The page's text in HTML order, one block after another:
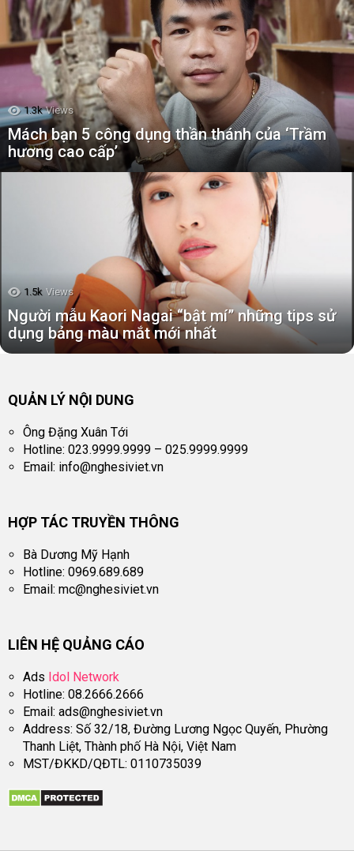
1.3k Views
Mách bạn 5 công dụng thần thánh của ‘Trầm
hương cao cấp’
1.5k Views
Người mẫu Kaori Nagai “bật mí” những tips sử
dụng bảng màu mắt mới nhất
QUẢN LÝ NỘI DUNG
Ông Đặng Xuân Tới
Hotline: 023.9999.9999 – 025.9999.9999
Email: info@nghesiviet.vn
HỢP TÁC TRUYỀN THÔNG
Bà Dương Mỹ Hạnh
Hotline: 0969.689.689
Email:mc@nghesiviet.vn
LIÊN HỆ QUẢNG CÁO
Ads Idol Network
Hotline: 08.2666.2666
Email:ads@nghesiviet.vn
Address: Số 32/18, Đường Lương Ngọc Quyến, Phường
Thanh Liệt, Thành phố Hà Nội, Việt Nam
MST/ĐKKD/QĐTL: 0110735039